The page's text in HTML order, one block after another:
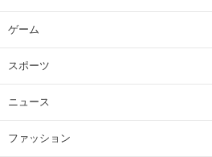
ゲーム
スポーツ
ニュース
ファッション